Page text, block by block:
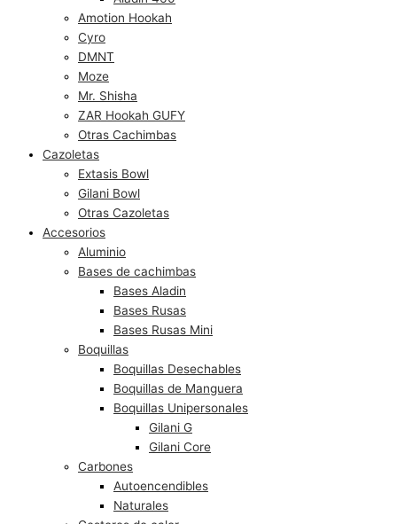
Amotion Hookah
Cyro
DMNT
Moze
Mr. Shisha
ZAR Hookah GUFY
Otras Cachimbas
Cazoletas
Extasis Bowl
Gilani Bowl
Otras Cazoletas
Accesorios
Aluminio
Bases de cachimbas
Bases Aladin
Bases Rusas
Bases Rusas Mini
Boquillas
Boquillas Desechables
Boquillas de Manguera
Boquillas Unipersonales
Gilani G
Gilani Core
Carbones
Autoencendibles
Naturales